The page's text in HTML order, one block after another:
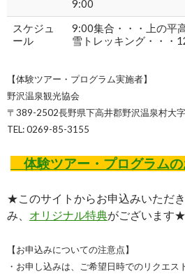
9:00
スケジュ
ール
9:00集合・・・上の平
雪トレッキング・・・
【体験ツアー・プログラム実施者】
野沢温泉観光協会
〒389-2502長野県下高井郡野沢温泉村大
TEL: 0269-85-3155
体験ツアー・プログラム
★このサイトからお申込みいただ
み、 オリジナル特典がございます★
【お申込みについての注意点】
・お申し込みは、ご希望日時でのリクエ